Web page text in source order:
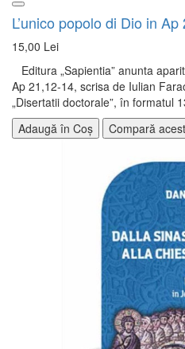
L’unico popolo di Dio in
15,00 Lei
Editura „Sapientia” anunta
Ap 21,12-14, scrisa de Iulian
„Disertatii doctorale”, în formatul
Adaugă în Coș
Compară